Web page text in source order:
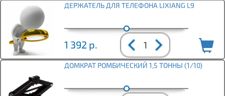
ДЕРЖАТЕЛЬ ДЛЯ ТЕЛЕФОНА LIXIANG L9
1 392 р.
ДОМКРАТ РОМБИЧЕСКИЙ 1,5 ТОННЫ (1/10)